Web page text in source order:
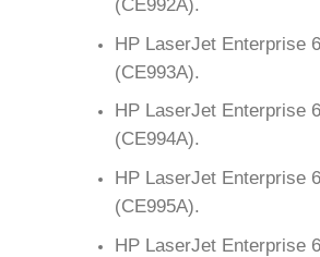
(CE992A).
HP LaserJet Enterprise
(CE993A).
HP LaserJet Enterprise
(CE994A).
HP LaserJet Enterprise
(CE995A).
HP LaserJet Enterprise